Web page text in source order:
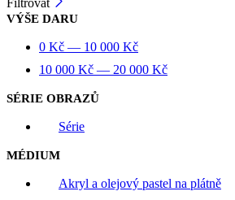
Filtrovat
VÝŠE DARU
0 Kč — 10 000 Kč
10 000 Kč — 20 000 Kč
SÉRIE OBRAZŮ
Série
MÉDIUM
Akryl a olejový pastel na plátně